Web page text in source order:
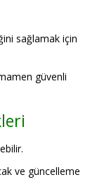
sağlamak için
güvenli
ve güncelleme